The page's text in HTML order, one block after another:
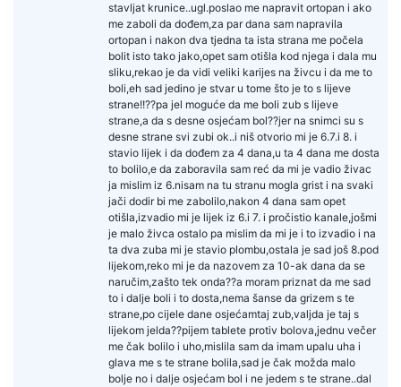
stavljat krunice..ugl.poslao me napravit ortopan i ako
me zaboli da dođem,za par dana sam napravila
ortopan i nakon dva tjedna ta ista strana me počela
bolit isto tako jako,opet sam otišla kod njega i dala mu
sliku,rekao je da vidi veliki karijes na živcu i da me to
boli,eh sad jedino je stvar u tome što je to s lijeve
strane!!??pa jel moguće da me boli zub s lijeve
strane,a da s desne osjećam bol??jer na snimci su s
desne strane svi zubi ok..i niš otvorio mi je 6.7.i 8. i
stavio lijek i da dođem za 4 dana,u ta 4 dana me dosta
to bolilo,e da zaboravila sam reć da mi je vadio živac
ja mislim iz 6.nisam na tu stranu mogla grist i na svaki
jači dodir bi me zabolilo,nakon 4 dana sam opet
otišla,izvadio mi je lijek iz 6.i 7. i pročistio kanale,jošmi
je malo živca ostalo pa mislim da mi je i to izvadio i na
ta dva zuba mi je stavio plombu,ostala je sad još 8.pod
lijekom,reko mi je da nazovem za 10-ak dana da se
naručim,zašto tek onda??a moram priznat da me sad
to i dalje boli i to dosta,nema šanse da grizem s te
strane,po cijele dane osjećamtaj zub,valjda je taj s
lijekom jelda??pijem tablete protiv bolova,jednu večer
me čak bolilo i uho,mislila sam da imam upalu uha i
glava me s te strane bolila,sad je čak možda malo
bolje no i dalje osjećam bol i ne jedem s te strane..dal